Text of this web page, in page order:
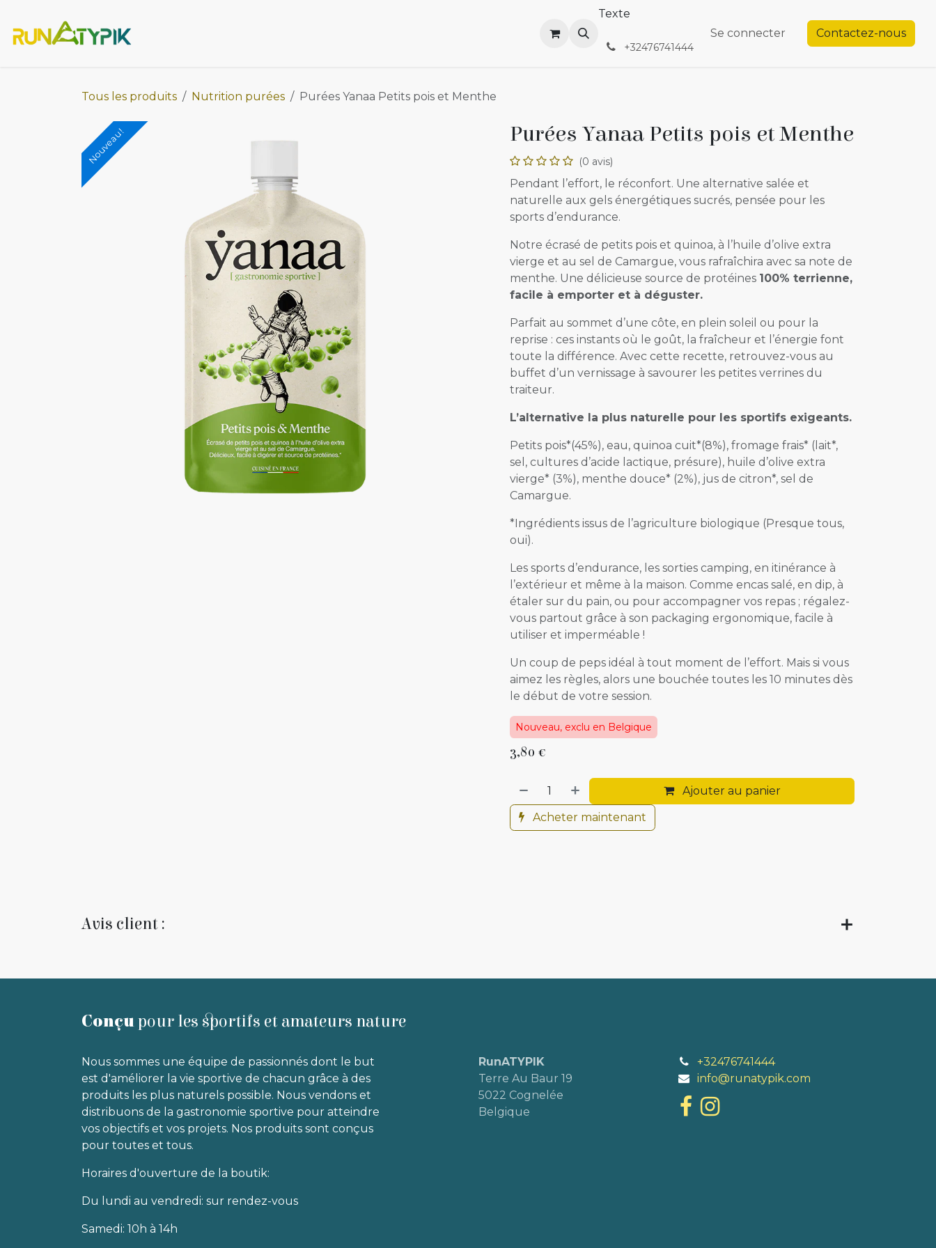
Le blog atypik Contactez-nous
Texte
+32476741444
Se connecter Contactez-nous
Tous les produits Nutrition purées Purées Yanaa Petits pois et Menthe
Nouveau ! Purées Yanaa Petits pois et Menthe
(0 avis)
Pendant l’effort, le réconfort. Une alternative salée et
naturelle aux gels énergétiques sucrés, pensée pour les
sports d’endurance.
Notre écrasé de petits pois et quinoa, à l’huile d’olive extra
vierge et au sel de Camargue, vous rafraîchira avec sa note de
menthe. Une délicieuse source de protéines 100% terrienne,
facile à emporter et à déguster.
Parfait au sommet d’une côte, en plein soleil ou pour la
reprise : ces instants où le goût, la fraîcheur et l’énergie font
toute la différence. Avec cette recette, retrouvez-vous au
buffet d’un vernissage à savourer les petites verrines du
traiteur.
L’alternative la plus naturelle pour les sportifs exigeants.
Petits pois*(45%), eau, quinoa cuit*(8%), fromage frais* (lait*,
sel, cultures d’acide lactique, présure), huile d’olive extra
vierge* (3%), menthe douce* (2%), jus de citron*, sel de
Camargue.
*Ingrédients issus de l’agriculture biologique (Presque tous,
oui).
Les sports d’endurance, les sorties camping, en itinérance à
l’extérieur et même à la maison. Comme encas salé, en dip, à
étaler sur du pain, ou pour accompagner vos repas ; régalez-
vous partout grâce à son packaging ergonomique, facile à
utiliser et imperméable !
Un coup de peps idéal à tout moment de l’effort. Mais si vous
aimez les règles, alors une bouchée toutes les 10 minutes dès
le début de votre session.
Nouveau, exclu en Belgique
3,80 €
Ajouter au panier
Acheter maintenant
Avis client :
Conçupour les sportifs et amateurs nature
Nous sommes une équipe de passionnés dont le but
est d'améliorer la vie sportive de chacun grâce à des
produits les plus naturels possible. Nous vendons et
distribuons de la gastronomie sportive pour atteindre
vos objectifs et vos projets. Nos produits sont conçus
pour toutes et tous.
Horaires d'ouverture de la boutik:
Du lundi au vendredi: sur rendez-vous
Samedi: 10h à 14h
RunATYPIK
Terre Au Baur 19
5022 Cognelée
Belgique
+32476741444
info@runatypik.com